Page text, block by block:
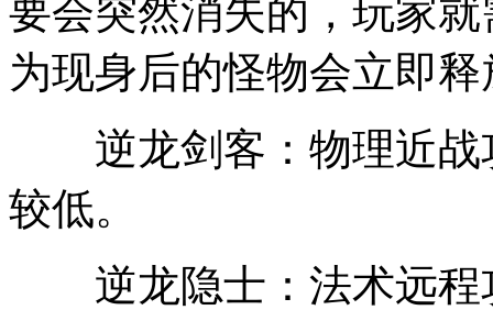
要会突然消失的，玩家
为现身后的怪物会立即
逆龙剑客：物理近战
较低。
逆龙隐士：法术远程